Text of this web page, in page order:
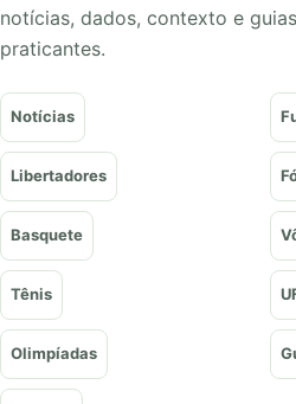
notícias, dados, contexto e
praticantes.
Notícias
Libertadores
Basquete
Tênis
Olimpíadas